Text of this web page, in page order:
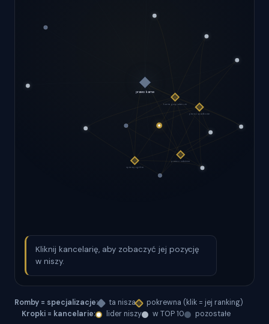
Kliknij kancelarię, aby zobaczyć jej pozycję
w niszy.
Romby = specjalizacje: ta nisza
pokrewna (klik = jej ranking)
Kropki = kancelarie:
lider niszy w TOP 10 pozostałe